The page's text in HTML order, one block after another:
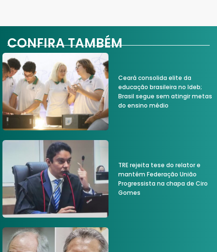
CONFIRA TAMBÉM
Ceará consolida elite da
educação brasileira no Ideb;
Brasil segue sem atingir metas
do ensino médio
TRE rejeita tese do relator e
mantém Federação União
Progressista na chapa de Ciro
Gomes